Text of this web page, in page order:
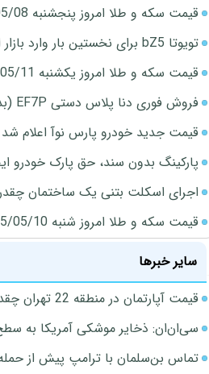
قیمت سکه و طلا امروز پنجشنبه 1405/05/08
تویوتا bZ5 برای نخستین بار وارد بازار ایران می‌شود
قیمت سکه و طلا امروز یکشنبه 1405/05/11
فروش فوری دنا پلاس دستی EF7P (بدون قرعه کشی)
قیمت جدید خودرو پارس نوآ اعلام شد
پارکینگ بدون سند، حق پارک خودرو
اجرای اسکلت بتنی یک ساختمان چقدر
قیمت سکه و طلا امروز شنبه 1405/05/10
سایر خبرها
قیمت آپارتمان در منطقه 22 تهران چقدر است؟
سی‌ان‌ان: ذخایر موشکی آمریکا به
تماس بن‌سلمان با ترامپ پیش از حمله